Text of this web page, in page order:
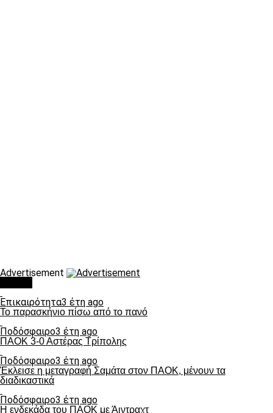
Advertisement
Επικαιρότητα3 έτη ago
Το παρασκήνιο πίσω από το πανό
Ποδόσφαιρο3 έτη ago
ΠΑΟΚ 3-0 Αστέρας Τρίπολης
Ποδόσφαιρο3 έτη ago
Έκλεισε η μεταγραφή Σαμάτα στον ΠΑΟΚ, μένουν τα
διαδικαστικά
Ποδόσφαιρο3 έτη ago
Η ενδεκάδα του ΠΑΟΚ με Άιντραχτ